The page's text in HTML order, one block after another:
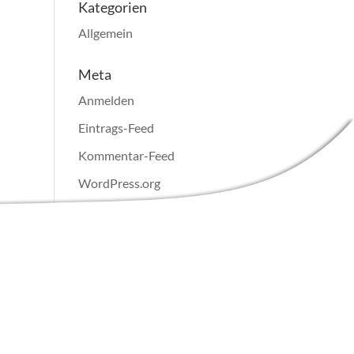
Kategorien
Allgemein
Meta
Anmelden
Eintrags-Feed
Kommentar-Feed
WordPress.org